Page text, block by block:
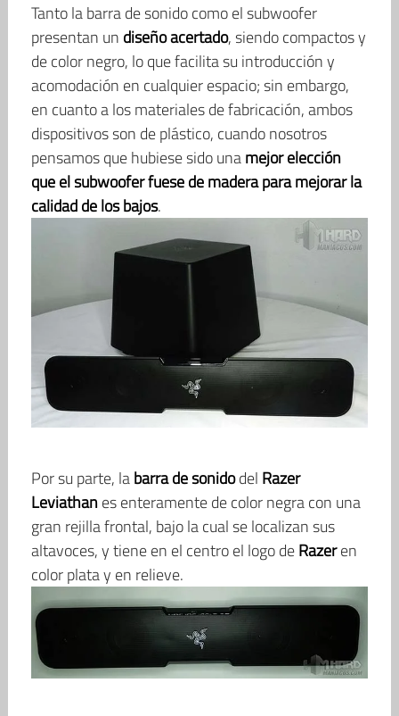
Tanto la barra de sonido como el subwoofer
presentan un diseño acertado, siendo compactos y
de color negro, lo que facilita su introducción y
acomodación en cualquier espacio; sin embargo,
en cuanto a los materiales de fabricación, ambos
dispositivos son de plástico, cuando nosotros
pensamos que hubiese sido unamejor elección
que el subwoofer fuese de madera para mejorar la
calidad de los bajos.
Por su parte, labarra de sonidodel Razer
Leviathanes enteramente de color negra con una
gran rejilla frontal, bajo la cual se localizan sus
altavoces, y tiene en el centro el logo deRazeren
color plata y en relieve.